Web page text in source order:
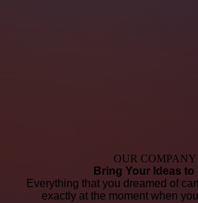
OUR COMPANY
Bring Your Ideas to
Everything that you dreamed of
exactly at the moment when